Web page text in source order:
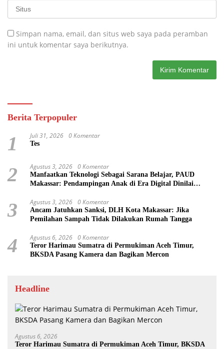
Simpan nama, email, dan situs web saya pada peramban
ini untuk komentar saya berikutnya.
Berita Terpopuler
1 Juli 31, 2026 0 Komentar
Tes
2 Agustus 3, 2026 0 Komentar
Manfaatkan Teknologi Sebagai Sarana Belajar, PAUD
Makassar: Pendampingan Anak di Era Digital Dinilai
3 Agustus 3, 2026 0 Komentar
Ancam Jatuhkan Sanksi, DLH Kota Makassar: Jika
Pemilahan Sampah Tidak Dilakukan Rumah Tangga
4 Agustus 6, 2026 0 Komentar
Teror Harimau Sumatra di Permukiman Aceh Timur,
BKSDA Pasang Kamera dan Bagikan Mercon
Headline
Agustus 6, 2026
Teror Harimau Sumatra di Permukiman Aceh Timur, BKSDA